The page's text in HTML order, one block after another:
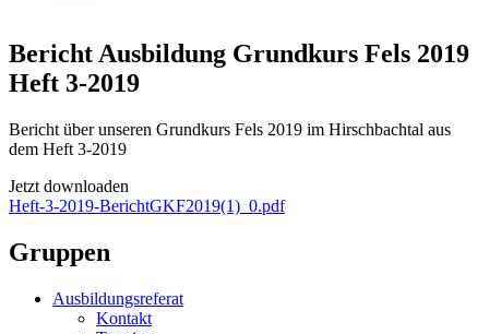
Bericht Ausbildung Grundkurs Fels 2019
Heft 3-2019
Bericht über unseren Grundkurs Fels 2019 im Hirschbachtal aus
dem Heft 3-2019
Jetzt downloaden
Heft-3-2019-BerichtGKF2019(1)_0.pdf
Gruppen
Ausbildungsreferat
Kontakt